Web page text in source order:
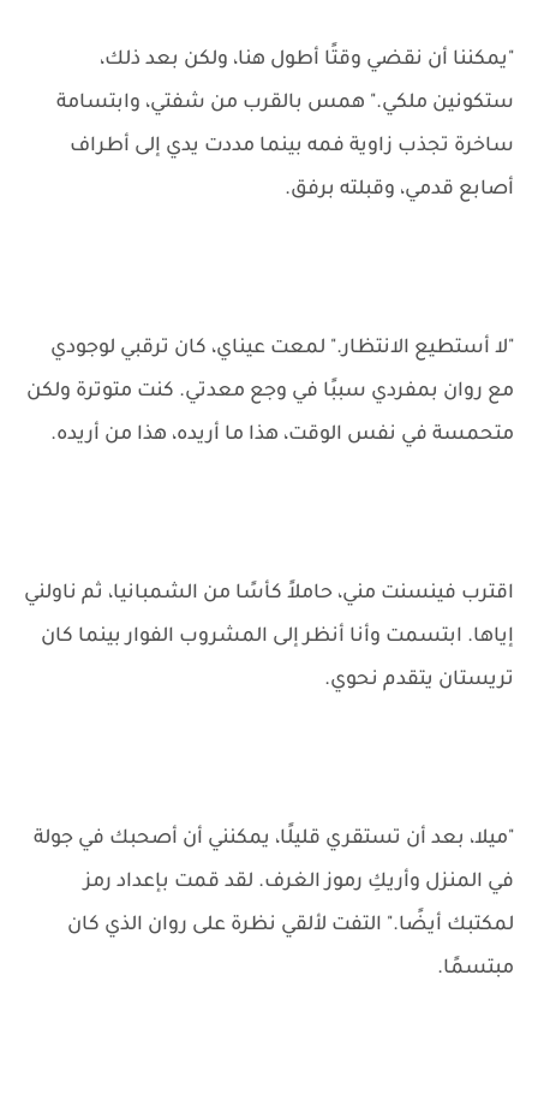
"يمكننا أن نقضي وقتًا أطول هنا، ولكن بعد ذلك،
ستكونين ملكي." همس بالقرب من شفتي، وابتسامة
ساخرة تجذب زاوية فمه بينما مددت يدي إلى أطراف
أصابع قدمي، وقبلته برفق.
"لا أستطيع الانتظار." لمعت عيناي، كان ترقبي لوجودي
مع روان بمفردي سببًا في وجع معدتي. كنت متوترة ولكن
متحمسة في نفس الوقت، هذا ما أريده، هذا من أريده.
اقترب فينسنت مني، حاملاً كأسًا من الشمبانيا، ثم ناولني
إياها. ابتسمت وأنا أنظر إلى المشروب الفوار بينما كان
تريستان يتقدم نحوي.
"ميلا، بعد أن تستقري قليلًا، يمكنني أن أصحبك في جولة
في المنزل وأريكِ رموز الغرف. لقد قمت بإعداد رمز
لمكتبك أيضًا." التفت لألقي نظرة على روان الذي كان
مبتسمًا.